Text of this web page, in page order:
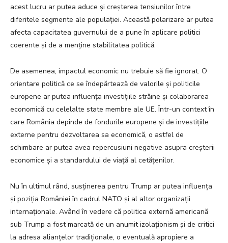
acest lucru ar putea aduce și creșterea tensiunilor între
diferitele segmente ale populației. Această polarizare ar putea
afecta capacitatea guvernului de a pune în aplicare politici
coerente și de a menține stabilitatea politică.
De asemenea, impactul economic nu trebuie să fie ignorat. O
orientare politică ce se îndepărtează de valorile și politicile
europene ar putea influența investițiile străine și colaborarea
economică cu celelalte state membre ale UE. Într-un context în
care România depinde de fondurile europene și de investițiile
externe pentru dezvoltarea sa economică, o astfel de
schimbare ar putea avea repercusiuni negative asupra creșterii
economice și a standardului de viață al cetățenilor.
Nu în ultimul rând, susținerea pentru Trump ar putea influența
și poziția României în cadrul NATO și al altor organizații
internaționale. Având în vedere că politica externă americană
sub Trump a fost marcată de un anumit izolaționism și de critici
la adresa alianțelor tradiționale, o eventuală apropiere a